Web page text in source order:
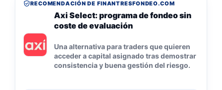
RECOMENDACIÓN DE FINANTRESFONDEO.COM
Axi Select: programa de fondeo sin
coste de evaluación
Una alternativa para traders que quieren
acceder a capital asignado tras demostrar
consistencia y buena gestión del riesgo.